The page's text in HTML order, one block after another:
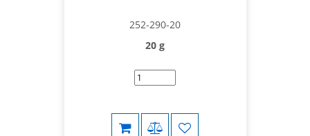
252-290-20
20 g